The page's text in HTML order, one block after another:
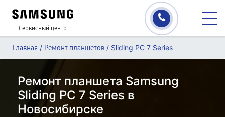
Сервисный центр
Главная / Ремонт планшетов / Sliding PC 7 Series
Ремонт планшета Samsung
Sliding PC 7 Series в
Новосибирске